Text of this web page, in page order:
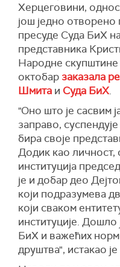
Херцеговини,
још једно
пресуде Суда БиХ
представника
Народне скупштине
октобар заказала
Шмита и Суда БиХ.
"Оно што је сасвим
заправо,
бира своје
Додик као личност,
институција
је и добар део
који подразумева
који сваком
институције.
БиХ и важећих
друштва", истакао